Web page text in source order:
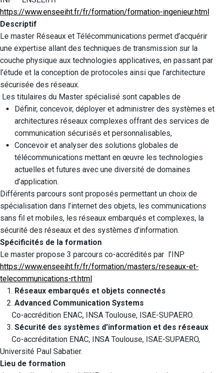
https://www.enseeiht.fr/fr/formation/formation-ingenieur.html
Descriptif
Le master Réseaux et Télécommunications permet d’acquérir
une expertise allant des techniques de transmission sur la
couche physique aux technologies applicatives, en passant par
l’étude et la conception de protocoles ainsi que l’architecture
sécurisée des réseaux.
Les titulaires du Master spécialisé sont capables de
Définir, concevoir, déployer et administrer des systèmes et
architectures réseaux complexes offrant des services de
communication sécurisés et personnalisables,
Concevoir et analyser des solutions globales de
télécommunications mettant en œuvre les technologies
actuelles et futures avec une diversité de domaines
d’application.
Différents parcours sont proposés permettant un choix de
spécialisation dans l’internet des objets, les communications
sans fil et mobiles, les réseaux embarqués et complexes, la
sécurité des réseaux et des systèmes d’information.
Spécificités de la formation
Le master propose 3 parcours co-accrédités par l’INP
https://www.enseeiht.fr/fr/formation/masters/reseaux-et-
telecommunications-rt.html
Réseaux embarqués et objets connectés
Advanced Communication Systems
Co-accrédition ENAC, INSA Toulouse, ISAE-SUPAERO.
Sécurité des systèmes d’information et des réseaux
Co-accréditation ENAC, INSA Toulouse, ISAE-SUPAERO,
Université Paul Sabatier.
Lieu de formation